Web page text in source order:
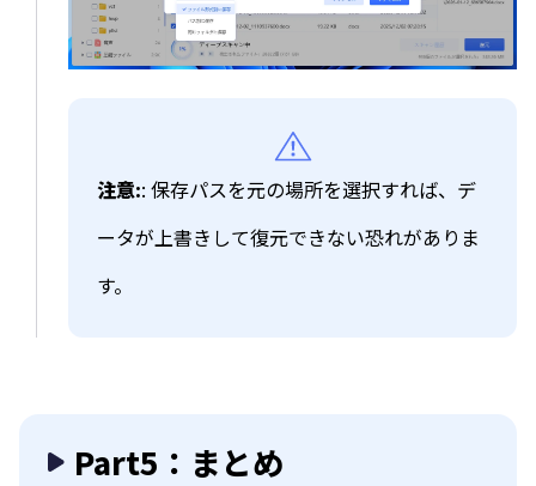
注意:: 保存パスを元の場所を選択すれば、デ
ータが上書きして復元できない恐れがありま
す。
Part5：まとめ